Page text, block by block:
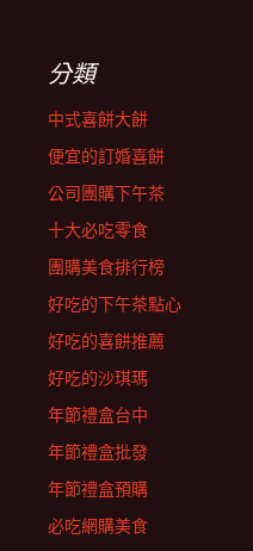
分類
中式喜餅大餅
便宜的訂婚喜餅
公司團購下午茶
十大必吃零食
團購美食排行榜
好吃的下午茶點心
好吃的喜餅推薦
好吃的沙琪瑪
年節禮盒台中
年節禮盒批發
年節禮盒預購
必吃網購美食